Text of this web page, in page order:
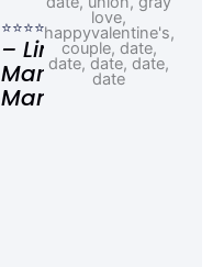
⭐⭐⭐⭐⭐
– Linda,
Marketing
Manager